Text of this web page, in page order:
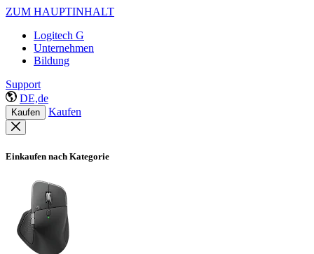
ZUM HAUPTINHALT
Logitech G
Unternehmen
Bildung
Support
DE,de
Kaufen Kaufen
Einkaufen nach Kategorie